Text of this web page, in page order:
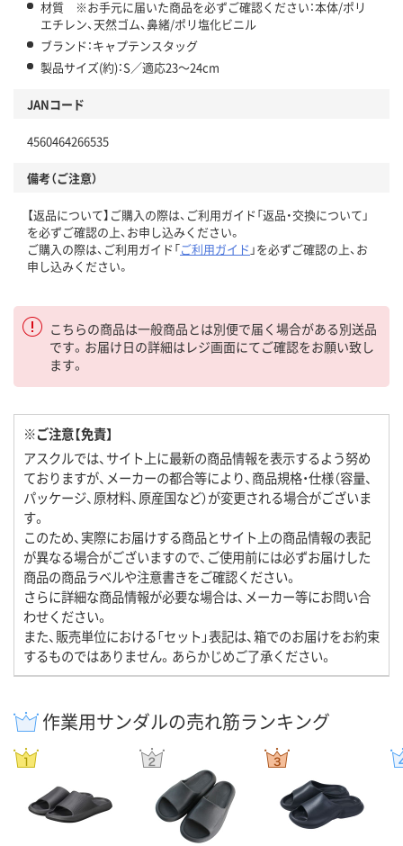
材質 ※お手元に届いた商品を必ずご確認ください：本体/ポリ
エチレン、天然ゴム、鼻緒/ポリ塩化ビニル
ブランド：キャプテンスタッグ
製品サイズ(約)：S／適応23～24cm
JANコード
4560464266535
備考（ご注意）
【返品について】ご購入の際は、ご利用ガイド「返品・交換について」
を必ずご確認の上、お申し込みください。
ご購入の際は、ご利用ガイド「ご利用ガイド 」を必ずご確認の上、お
申し込みください。
こちらの商品は一般商品とは別便で届く場合がある別送品
です。お届け日の詳細はレジ画面にてご確認をお願い致し
ます。
※ご注意【免責】
アスクルでは、サイト上に最新の商品情報を表示するよう努め
ておりますが、メーカーの都合等により、商品規格・仕様（容量、
パッケージ、原材料、原産国など）が変更される場合がございま
す。
このため、実際にお届けする商品とサイト上の商品情報の表記
が異なる場合がございますので、ご使用前には必ずお届けした
商品の商品ラベルや注意書きをご確認ください。
さらに詳細な商品情報が必要な場合は、メーカー等にお問い合
わせください。
また、販売単位における「セット」表記は、箱でのお届けをお約束
するものではありません。あらかじめご了承ください。
作業用サンダルの売れ筋ランキング